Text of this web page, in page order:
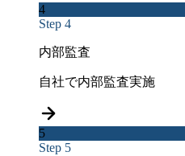
4
Step 4
内部監査
自社で内部監査実施
5
Step 5